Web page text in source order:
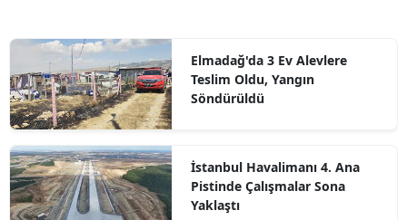
Elmadağ'da 3 Ev Alevlere
Teslim Oldu, Yangın
Söndürüldü
İstanbul Havalimanı 4. Ana
Pistinde Çalışmalar Sona
Yaklaştı